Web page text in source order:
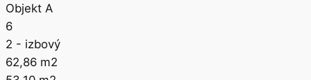
Objekt A
6
2 - izbový
62,86 m2